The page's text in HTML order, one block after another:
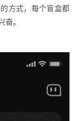
方式，每个盲盒都
。